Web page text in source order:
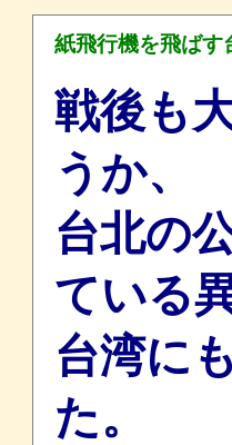
紙飛行機を飛ばす
戦後も
うか、
台北の
ている
台湾に
た。